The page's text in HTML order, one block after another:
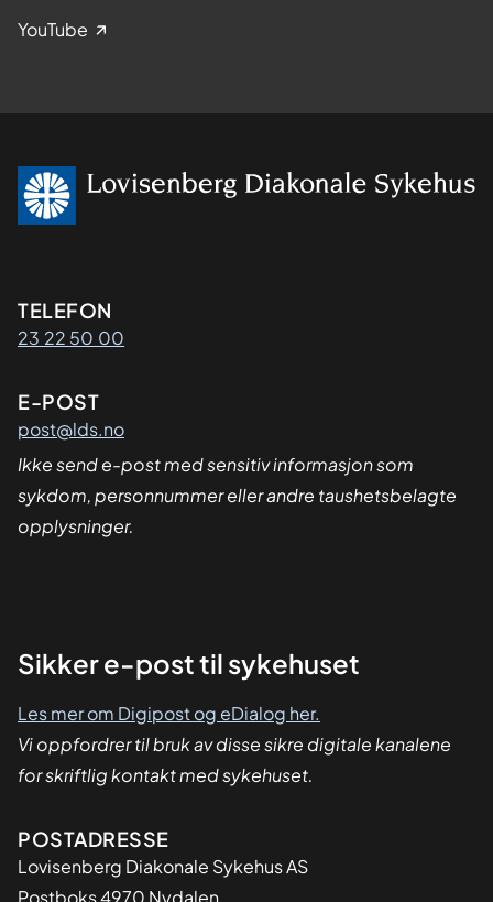
YouTube
Kontaktinformasjon
TELEFON
23 22 50 00
E-POST
post@lds.no
Ikke send e-post med sensitiv informasjon som
sykdom, personnummer eller andre taushetsbelagte
opplysninger.
Sikker
Sikker e-post til sykehuset
Les mer om Digipost og eDialog her.
Vi oppfordrer til bruk av disse sikre digitale kanalene
for skriftlig kontakt med sykehuset.
Adresse
POSTADRESSE
Lovisenberg Diakonale Sykehus AS
Postboks 4970 Nydalen